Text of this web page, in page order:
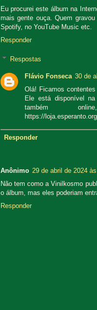
Eu procurei este álbum na
mais gente ouça. Quem
Spotify, no YouTube Music etc.
Responder
Respostas
Flávio Fonseca 30 de
Olá! Ficamos
Ele está disponível
também
https://
Responder
Anônimo 29 de abril de 2024
Não tem como a Vinilkosmo
o álbum, mas eles poderiam
Responder